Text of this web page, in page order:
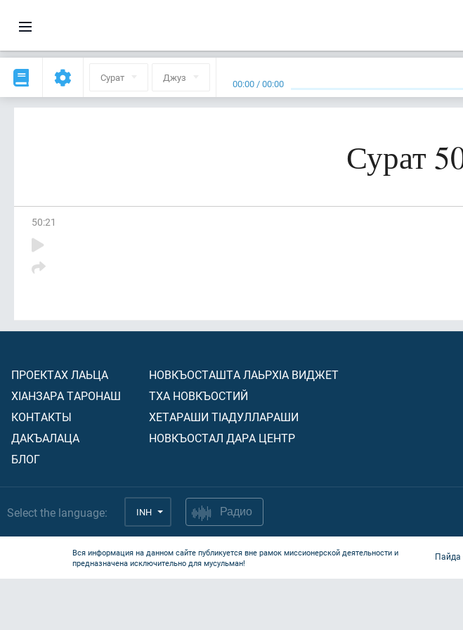
Сурат Джуз 00:00 /00:00
Сурат
50:21
ПРОЕКТАХ ЛАЬЦА
ХIАНЗАРА ТАРОНАШ
КОНТАКТЫ
ДАКЪАЛАЦА
БЛОГ
НОВКЪОСТАШТА ЛАЬРХIА ВИДЖЕТ
ТХА НОВКЪОСТИЙ
ХЕТАРАШИ ТIАДУЛЛАРАШИ
НОВКЪОСТАЛ ДАРА ЦЕНТР
Select the language: INH Радио
Вся информация на данном сайте публикуется вне рамок миссионерской деятельности и
предназначена исключительно для мусульман!
Пайда